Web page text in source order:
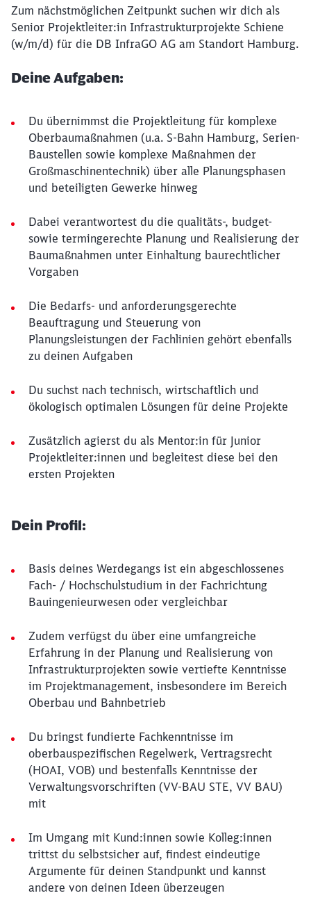
Zum nächstmöglichen Zeitpunkt suchen wir dich als
Senior Projektleiter:in Infrastrukturprojekte Schiene
(w/m/d) für die DB InfraGO AG am Standort Hamburg.
Deine Aufgaben:
Du übernimmst die Projektleitung für komplexe
Oberbaumaßnahmen (u.a. S-Bahn Hamburg, Serien-
Baustellen sowie komplexe Maßnahmen der
Großmaschinentechnik) über alle Planungsphasen
und beteiligten Gewerke hinweg
Dabei verantwortest du die qualitäts-, budget-
sowie termingerechte Planung und Realisierung der
Baumaßnahmen unter Einhaltung baurechtlicher
Vorgaben
Die Bedarfs- und anforderungsgerechte
Beauftragung und Steuerung von
Planungsleistungen der Fachlinien gehört ebenfalls
zu deinen Aufgaben
Du suchst nach technisch, wirtschaftlich und
ökologisch optimalen Lösungen für deine Projekte
Zusätzlich agierst du als Mentor:in für Junior
Projektleiter:innen und begleitest diese bei den
ersten Projekten
Dein Profil:
Basis deines Werdegangs ist ein abgeschlossenes
Fach- / Hochschulstudium in der Fachrichtung
Bauingenieurwesen oder vergleichbar
Zudem verfügst du über eine umfangreiche
Erfahrung in der Planung und Realisierung von
Infrastrukturprojekten sowie vertiefte Kenntnisse
im Projektmanagement, insbesondere im Bereich
Oberbau und Bahnbetrieb
Du bringst fundierte Fachkenntnisse im
oberbauspezifischen Regelwerk, Vertragsrecht
(HOAI, VOB) und bestenfalls Kenntnisse der
Verwaltungsvorschriften (VV-BAU STE, VV BAU)
mit
Im Umgang mit Kund:innen sowie Kolleg:innen
trittst du selbstsicher auf, findest eindeutige
Argumente für deinen Standpunkt und kannst
andere von deinen Ideen überzeugen